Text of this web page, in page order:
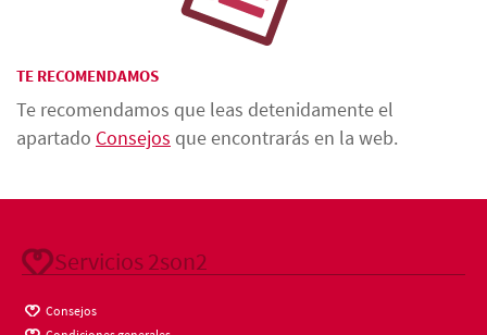
TE RECOMENDAMOS
Te recomendamos que leas detenidamente el
apartado Consejos que encontrarás en la web.
Servicios 2son2
Consejos